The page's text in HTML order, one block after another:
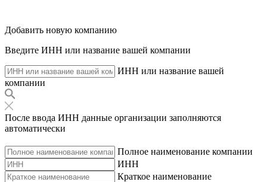
Добавить новую компанию
Введите ИНН или название вашей компании
ИНН или название вашей
компании
После ввода ИНН данные организации заполняются
автоматически
Полное наименование компании
ИНН
Краткое наименование